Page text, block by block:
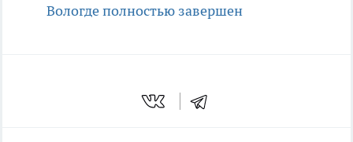
Вологде полностью завершен